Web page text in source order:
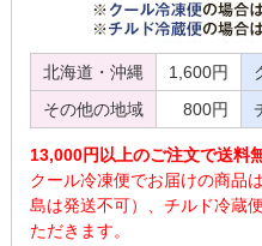
北海道・沖縄 1,600円
その他の地域
800円
13,000円以上のご注文で送料
クール冷凍便でお届けの商品
島は発送不可）、チルド冷蔵
ただきます。